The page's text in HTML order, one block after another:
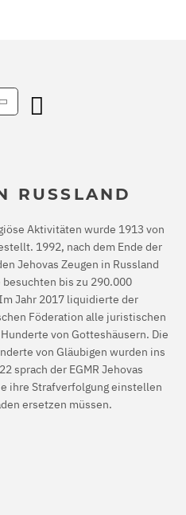
RUSSLAND
Aktivitäten wurde 1913 von
1992, nach dem Ende der
Jehovas Zeugen in Russland
bis zu 290.000
Jahr 2017 liquidierte der
Föderation alle juristischen
von Gotteshäusern. Die
von Gläubigen wurden ins
sprach der EGMR Jehovas
ihre Strafverfolgung einstellen
ersetzen müssen.